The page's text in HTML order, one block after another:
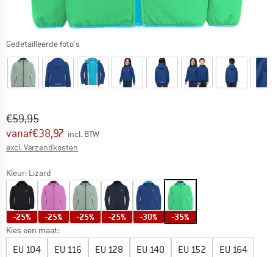
Gedetailleerde foto's
Oorspronkelijke prijs :
€59,95
Prijs:
vanaf€38,97 incl. BTW
excl. Verzendkosten
Kleur: Lizard
-25% -25% -25% -25% -30% -35%
Kies een maat:
EU 104 EU 116 EU 128 EU 140 EU 152 EU 164